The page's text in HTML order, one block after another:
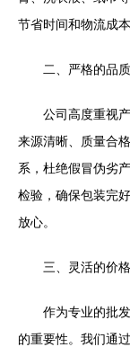
节省时间和物流成本
二、严格的品
公司高度重视
来源清晰、质量合
系，杜绝假冒伪劣
检验，确保包装完
放心。
三、灵活的价
作为专业的批
的重要性。我们通